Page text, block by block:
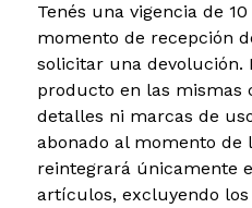
Tenés una vigencia de
momento de recepción
solicitar una devolución.
producto en las mismas
detalles ni marcas de
abonado al momento de
reintegrará únicamente
artículos, excluyendo